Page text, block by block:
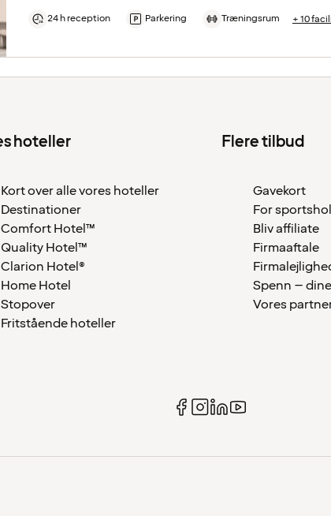
24 h reception Parkering Træningsrum + 10
hoteller
Kort over alle vores hoteller
Destinationer
Comfort Hotel™
Quality Hotel™
Clarion Hotel®
Home Hotel
Stopover
Fritstående hoteller
Flere tilbud
Gavekort
For
Bliv affiliate
Firmaaftale
Spenn –
Vores